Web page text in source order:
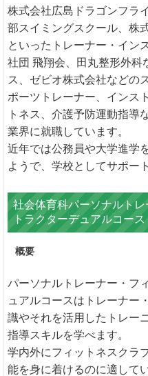
株式会社広島ドラゴンフラ
部スイミングスクール、株
といったトレーナー・イン
社団 飛翔会、田丸整形外科
ス、ゼビオ株式会社などの
ポーツトレーナー、インス
トネス、介護予防運動指導
業界に就職しています。
近年では公務員や大学進学
ようで、学校としてサポー
社会体育科パーソナルト
トラクターデュアルコー
概要
パーソナルトレーナー・フ
ュアルコースはトレーナー
識やそれを活用したトレー
指導スキルを学べます。
学内外にフィットネスクラ
能を身に着けるのに適して